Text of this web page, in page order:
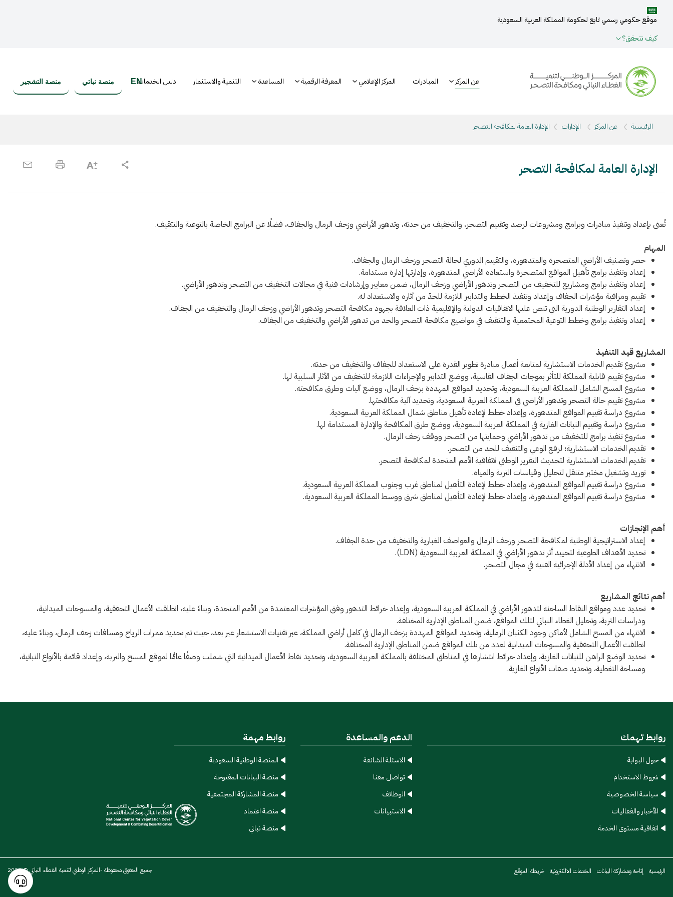
موقع حكومي رسمي تابع لحكومة المملكة العربية السعودية
كيف تتحقق؟
عن المركز المبادرات المركز الإعلامي المعرفة الرقمية المساعدة التنمية والاستثمار دليل الخدماتEN منصة نباتي منصة التشجير
الرئيسية عن المركز الإدارات الإدارة العامة لمكافحة التصحر
الإدارة العامة لمكافحة التصحر
تُعنى بإعداد وتنفيذ مبادرات وبرامج ومشروعات لرصد وتقييم التصحر، والتخفيف من حدته، وتدهور الأراضي وزحف الرمال والجفاف، فضلًا عن البرامج الخاصة بالتوعية والتثقيف.
المهام
حصر وتصنيف الأراضي المتصحرة والمتدهورة، والتقييم الدوري لحالة التصحر وزحف الرمال والجفاف.
إعداد وتنفيذ برامج تأهيل المواقع المتصحرة واستعادة الأراضي المتدهورة، وإدارتها إدارة مستدامة.
إعداد وتنفيذ برامج ومشاريع للتخفيف من التصحر وتدهور الأراضي وزحف الرمال، ضمن معايير وإرشادات فنية في مجالات التخفيف من التصحر وتدهور الأراضي.
تقييم ومراقبة مؤشرات الجفاف وإعداد وتنفيذ الخطط والتدابير اللازمة للحدّ من آثاره والاستعداد له.
إعداد التقارير الوطنية الدورية التي تنص عليها الاتفاقيات الدولية والإقليمية ذات العلاقة بجهود مكافحة التصحر وتدهور الأراضي وزحف الرمال والتخفيف من الجفاف.
إعداد وتنفيذ برامج وخطط التوعية المجتمعية والتثقيف في مواضيع مكافحة التصحر والحد من تدهور الأراضي والتخفيف من الجفاف.
المشاريع قيد التنفيذ
مشروع تقديم الخدمات الاستشارية لمتابعة أعمال مبادرة تطوير القدرة على الاستعداد للجفاف والتخفيف من حدته.
مشروع تقييم قابلية المملكة للتأثر بموجات الجفاف القاسية، ووضع التدابير والإجراءات اللازمة؛ للتخفيف من الآثار السلبية لها.
مشروع المسح الشامل للمملكة العربية السعودية، وتحديد المواقع المهددة بزحف الرمال، ووضع آليات وطرق مكافحته.
مشروع تقييم حالة التصحر وتدهور الأراضي في المملكة‏ العربية السعودية، وتحديد آلية مكافحتها.
مشروع دراسة تقييم المواقع المتدهورة، وإعداد خطط لإعادة تأهيل مناطق شمال المملكة العربية السعودية.
مشروع دراسة وتقييم النباتات الغازية في المملكة العربية السعودية، ووضع طرق المكافحة والإدارة المستدامة لها.
مشروع تنفيذ برامج للتخفيف من تدهور الأراضي وحمايتها من التصحر ووقف زحف الرمال.
تقديم الخدمات الاستشارية؛ لرفع الوعي والتثقيف للحد من التصحر.
تقديم الخدمات الاستشارية لتحديث التقرير الوطني لاتفاقية الأمم المتحدة لمكافحة التصحر.
توريد وتشغيل مختبر متنقل لتحليل وقياسات التربة والمياه.
مشروع دراسة تقييم المواقع المتدهورة، وإعداد خطط لإعادة التأهيل لمناطق غرب وجنوب المملكة العربية السعودية.
مشروع دراسة تقييم المواقع المتدهورة، وإعداد خطط لإعادة التأهيل لمناطق شرق ووسط المملكة العربية السعودية.
أهم الإنجازات
إعداد الاستراتيجية الوطنية لمكافحة التصحر وزحف الرمال والعواصف الغبارية والتخفيف من حدة الجفاف.
تحديد الأهداف الطوعية لتحييد أثر تدهور الأراضي في المملكة العربية السعودية (LDN).
الانتهاء من إعداد الأدلة الإجرائية الفنية في مجال التصحر.
أهم نتائج المشاريع
تحديد عدد ومواقع النقاط الساخنة لتدهور الأراضي في المملكة العربية السعودية، وإعداد خرائط التدهور وفق المؤشرات المعتمدة من الأمم المتحدة، وبناءً عليه، انطلقت الأعمال التحققية، والمسوحات الميدانية،
ودراسات التربة، وتحليل الغطاء النباتي لتلك المواقع، ضمن المناطق الإدارية المختلفة.
الانتهاء من المسح الشامل لأماكن وجود الكثبان الرملية، وتحديد المواقع المهددة بزحف الرمال في كامل أراضي المملكة، عبر تقنيات الاستشعار عبر بعد، حيث تم تحديد ممرات الرياح ومسافات زحف الرمال، وبناءً عليه،
انطلقت الأعمال التحققية والمسوحات الميدانية لعدد من تلك المواقع ضمن المناطق الإدارية المختلفة.
تحديد الوضع الراهن للنباتات الغازية، وإعداد خرائط انتشارها في المناطق المختلفة بالمملكة العربية السعودية، وتحديد نقاط الأعمال الميدانية التي شملت وصفًا عامًّا لموقع المسح والتربة، وإعداد قائمة بالأنواع النباتية،
ومساحة التغطية، وتحديد صفات الأنواع الغازية.
روابط تهمك
حول البوابة
شروط الاستخدام​
سياسة الخصوصية​
الأخبار والفعاليات​
اتفاقية مستوى الخدمة​
الدعم والمساعدة
الاسئلة الشائعة​
تواصل معنا
الوظائف
الاستبيانات
روابط مهمة
المنصة الوطنية السعودية
منصة البيانات المفتوحة
منصة المشاركة المجتمعية
منصة اعتماد
منصة نباتي
الرئيسية​ إتاحة ومشاركة البيانات​ الخدمات الالكترونية​ خريطة الموقع جميع الحقوق محفوظة -المركز الوطني لتنمية الغطاء النباتي © 2025